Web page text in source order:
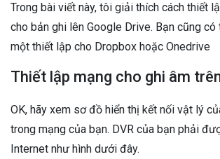
Trong bài viết này, tôi giải thích cách thiết
cho bản ghi lên Google Drive. Bạn cũng
một thiết lập cho Dropbox hoặc Onedrive
Thiết lập mạng cho ghi âm
OK, hãy xem sơ đồ hiển thị kết nối vật lý
trong mạng của bạn. DVR của bạn phải
Internet như hình dưới đây.